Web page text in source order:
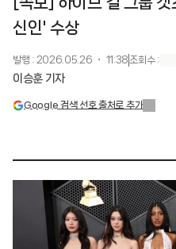
신인' 수상
발행 : 2026.05.26 ・ 11:38 조회수:
이승훈 기자
Google 검색 선호 출처로 추가